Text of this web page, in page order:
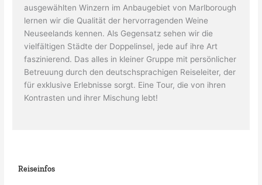
ausgewählten Winzern im Anbaugebiet von Marlborough
lernen wir die Qualität der hervorragenden Weine
Neuseelands kennen. Als Gegensatz sehen wir die
vielfältigen Städte der Doppelinsel, jede auf ihre Art
faszinierend. Das alles in kleiner Gruppe mit persönlicher
Betreuung durch den deutschsprachigen Reiseleiter, der
für exklusive Erlebnisse sorgt. Eine Tour, die von ihren
Kontrasten und ihrer Mischung lebt!
Reiseinfos